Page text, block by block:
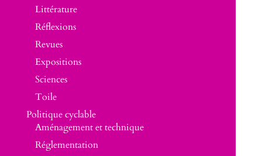
Littérature
Réflexions
Revues
Expositions
Sciences
Toile
Politique cyclable
Aménagement et technique
Réglementation